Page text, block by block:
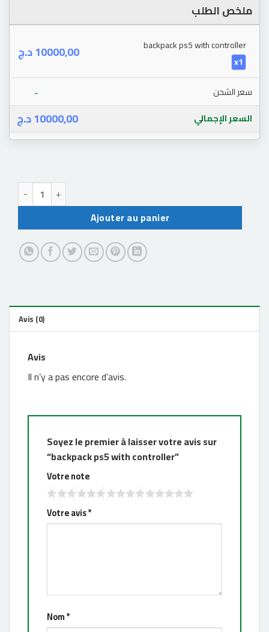
ملخص الطلب
backpack ps5 with controller
x1
10000,00د.ج
سعر الشحن -
السعر الإجمالي 10000,00د.ج
quantité de backpack ps5 with controller
Ajouter au panier
Avis (0)
Avis
Il n’y a pas encore d’avis.
Soyez le premier à laisser votre avis sur
“backpack ps5 with controller”
Votre note
Votre avis*
Nom*